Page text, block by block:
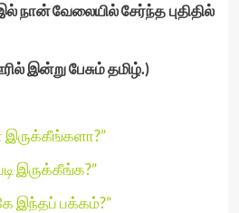
நான் வேலையில் சேர்ந்த புதிதில்
இன்று பேசும் தமிழ்.)
இருக்கீங்களா?”
இருக்கீங்க?”
இந்தப் பக்கம்?”